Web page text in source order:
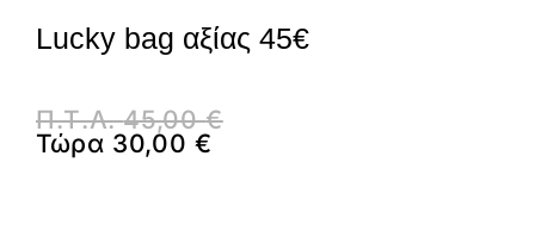
Lucky bag αξίας 45€
Π.Τ.Λ.45,00€
Τώρα 30,00 €